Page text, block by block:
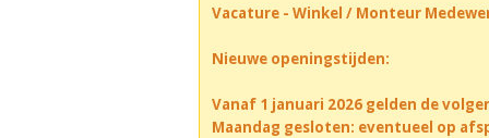
Vacature - Winkel / Monteur
Nieuwe openingstijden:
Vanaf 1 januari 2026 gelden de
Maandag gesloten: eventueel op